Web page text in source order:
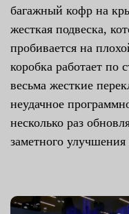
багажный кофр на
жесткая подвеска,
пробивается на
коробка работает по
весьма жесткие
неудачное
несколько раз
заметного